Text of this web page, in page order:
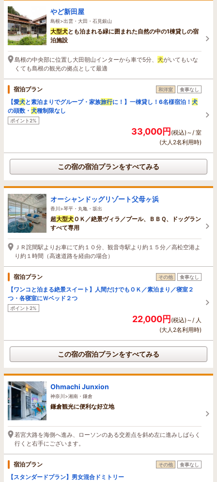
やど新田屋
島根>出雲・大田・石見銀山
大型犬とも泊まれる緑に囲まれた自然の中の1棟貸しの宿
泊施設
島根の中央部に位置し大田朝山インターから車で5分、 犬がいてもいな
くても島根の観光の拠点として最適
宿泊プラン 和洋室 食事なし
【愛犬と素泊まりでグループ・家族旅行に！】一棟貸し！6名様宿泊！ 犬
の頭数・ 犬種制限なし
ポイント2%
33,000円(税込)～/ 室
(大人2名利用時)
この宿の宿泊プランをすべてみる
オーシャンドッグリゾート父母ヶ浜
香川>琴平・丸亀・坂出
超大型犬ＯＫ／絶景ヴィラ／プール、ＢＢＱ、ドッグラン
すべて専用
ＪＲ詫間駅よりお車にて約１０分、観音寺駅より約１５分／高松空港よ
り約１時間（高速道路を経由の場合）
宿泊プラン その他 食事なし
【ワンコと泊まる絶景スイート】人間だけでもＯＫ／素泊まり／寝室２
つ・各寝室にＷベッド２つ
ポイント2%
22,000円(税込)～/ 人
(大人2名利用時)
この宿の宿泊プランをすべてみる
Ohmachi Junxion
神奈川>湘南・鎌倉
鎌倉観光に便利な好立地
若宮大路を海側へ進み、ローソンのある交差点を斜め左に進みしばらく
行くと右手にございます。
宿泊プラン その他 食事なし
【スタンダードプラン】男女混合ドミトリー